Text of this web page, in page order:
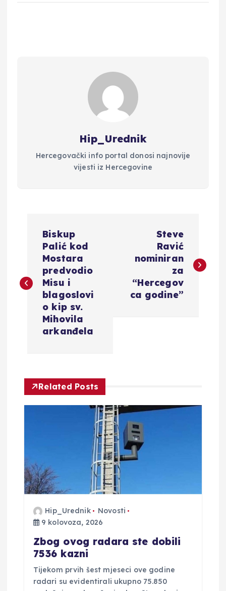
Hip_Urednik
Hercegovački info portal donosi najnovije
vijesti iz Hercegovine
v
c
o
b
Biskup
Palić kod
Mostara
predvodio
Misu i
blagoslovi
o kip sv.
Mihovila
arkanđela
Steve
Ravić
nominiran
za
“Hercegov
ca godine”
Related Posts
Hip_Urednik
Novosti
9 kolovoza, 2026
Zbog ovog radara ste dobili
7536 kazni
Tijekom prvih šest mjeseci ove godine
radari su evidentirali ukupno 75.850